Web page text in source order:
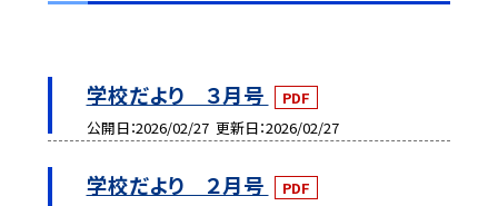
学校だより ３月号
PDF
公開日 2026/02/27 更新日 2026/02/27
学校だより ２月号
PDF